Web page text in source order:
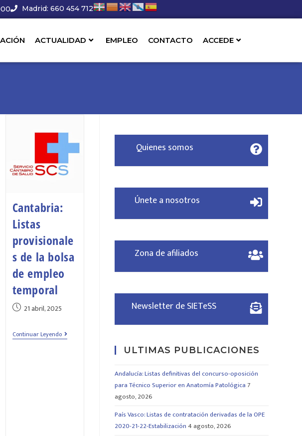
Madrid: 660 454 712
ACTUALIDAD EMPLEO CONTACTO ACCEDE
Cantabria:
Listas
provisionale
s de la bolsa
de empleo
temporal
21 abril, 2025
Continuar Leyendo
Quienes somos
Únete a nosotros
Zona de afiliados
Newsletter de SIETeSS
ULTIMAS PUBLICACIONES
Andalucía: Listas definitivas del concurso-oposición
para Técnico Superior en Anatomía Patológica 7
agosto, 2026
País Vasco: Listas de contratación derivadas de la OPE
2020-21-22-Estabilización4 agosto, 2026